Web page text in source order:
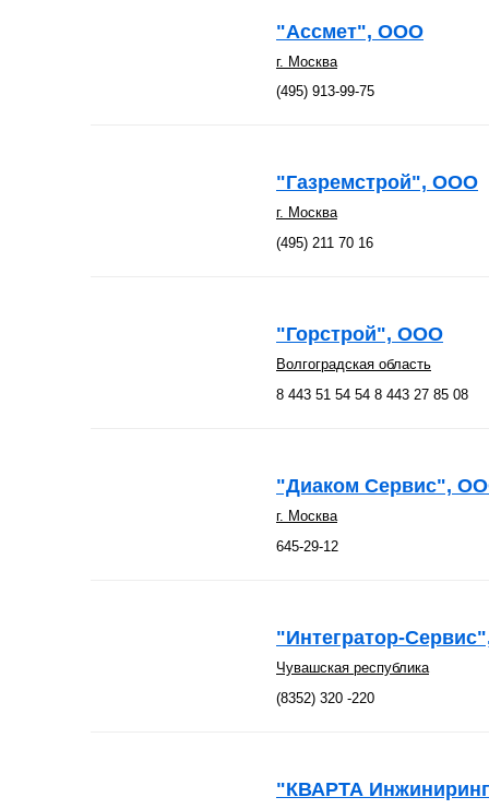
"Ассмет", ООО
г. Москва
(495) 913-99-75
"Газремстрой", ООО
г. Москва
(495) 211 70 16
"Горстрой", ООО
Волгоградская область
8 443 51 54 54 8 443 27 85 08
"Диаком Сервис",
г. Москва
645-29-12
"Интегратор-
Чувашская республика
(8352) 320 -220
"КВАРТА